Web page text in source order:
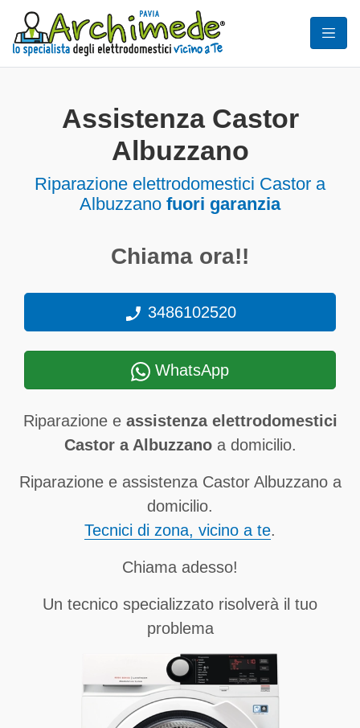
Assistenza Castor
Albuzzano
Riparazione elettrodomestici Castor a
Albuzzano fuori garanzia
Chiama ora!!
3486102520
WhatsApp
Riparazione e assistenza elettrodomestici
Castor a Albuzzanoa domicilio.
Riparazione e assistenza Castor Albuzzano a
domicilio.
Tecnici di zona, vicino a te.
Chiama adesso!
Un tecnico specializzato risolverà il tuo
problema